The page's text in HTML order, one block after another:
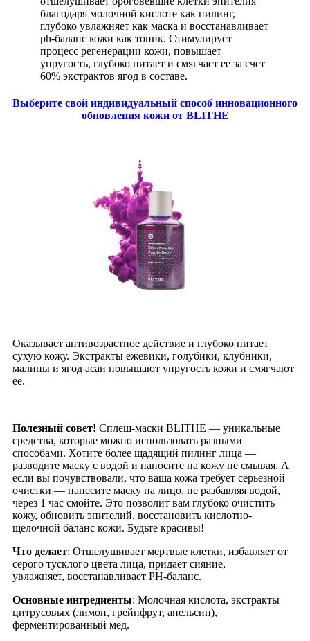
благодаря молочной кислоте как пилинг,
глубоко увлажняет как маска и восстанавливает
ph-баланс кожи как тоник. Стимулирует
процесс регенерации кожи, повышает
упругость, глубоко питает и смягчает ее за счет
60% экстрактов ягод в составе.
Выберите свой индивидуальный способ инновационного
обновления кожи от BLITHE
Оказывает антивозрастное действие и глубоко питает
сухую кожу. Экстракты ежевики, голубики, клубники,
малины и ягод асаи повышают упругость кожи и смягчают
ее.
Полезный совет! Сплеш-маски BLITHE — уникальные
средства, которые можно использовать разными
способами. Хотите более щадящий пилинг лица —
разводите маску с водой и наносите на кожу не смывая. А
если вы почувствовали, что ваша кожа требует серьезной
очистки — нанесите маску на лицо, не разбавляя водой,
через 1 час смойте. Это позволит вам глубоко очистить
кожу, обновить эпителий, восстановить кислотно-
щелочной баланс кожи. Будьте красивы!
Что делает: Отшелушивает мертвые клетки, избавляет от
серого тусклого цвета лица, придает сияние,
увлажняет, восстанавливает PH-баланс.
Основные ингредиенты: Молочная кислота, экстракты
цитрусовых (лимон, грейпфрут, апельсин),
ферментированный мед.